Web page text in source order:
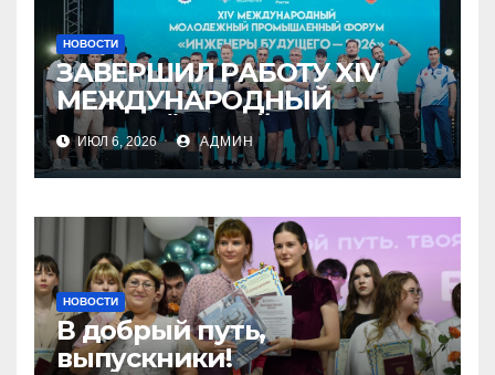
НОВОСТИ
ЗАВЕРШИЛ РАБОТУ XIV
МЕЖДУНАРОДНЫЙ
МОЛОДЁЖНЫЙ
ПРОМЫШЛЕННЫЙ ФОРУМ
«ИНЖЕНЕРЫ БУДУЩЕГО –
2026»
ИЮЛ 6, 2026 АДМИН
НОВОСТИ
В добрый путь,
выпускники!